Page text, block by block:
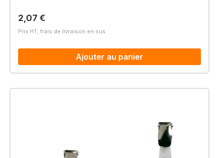
Prix régulier :
2,07 €
Prix HT, frais de livraison en sus
Ajouter au panier